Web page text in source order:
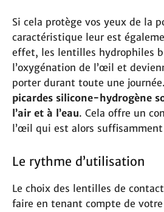
Si cela protège vos yeux de la
caractéristique leur est
effet, les lentilles hydrophiles
l’oxygénation de l’œil et
porter durant toute une
picardes silicone-hydrogène
l’air et à l’eau. Cela offre un
l’œil qui est alors suffisamment
Le rythme d’utilisation
Le choix des lentilles de
faire en tenant compte de